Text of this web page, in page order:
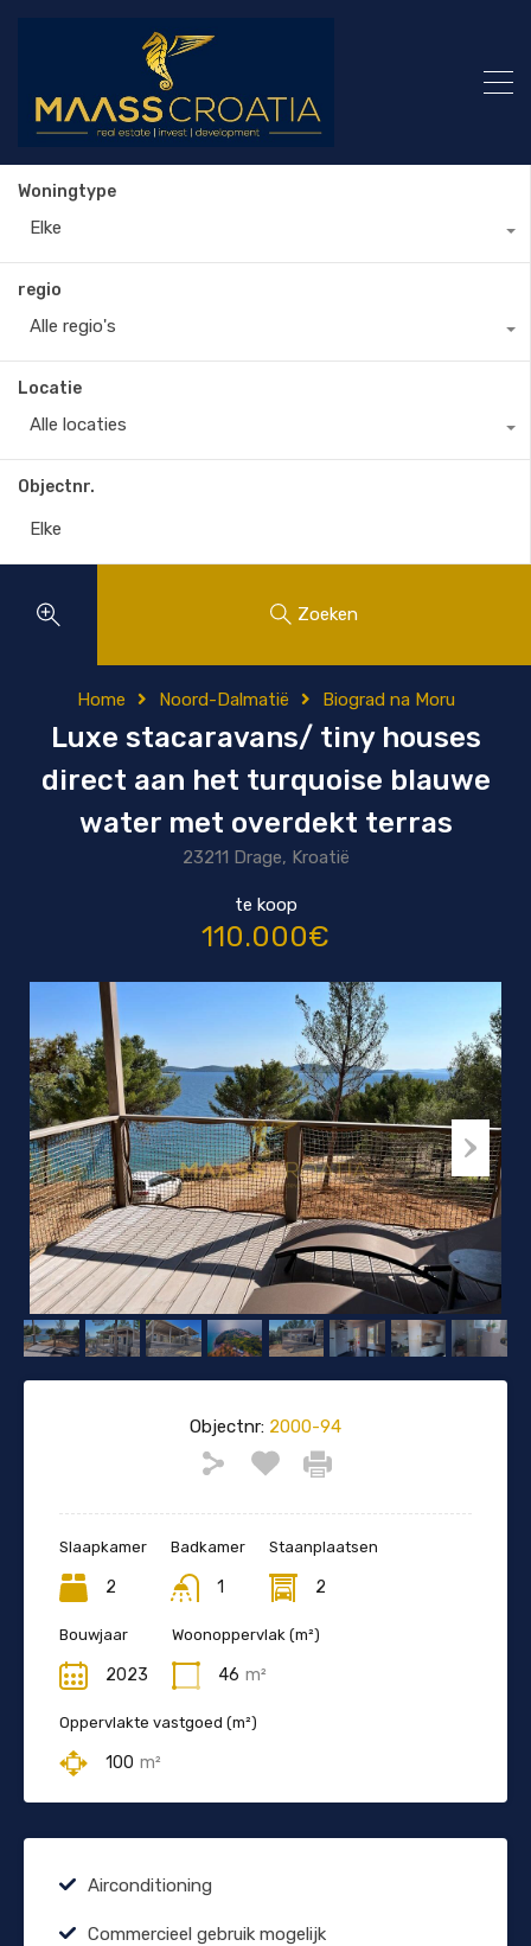
Woningtype
Elke
regio
Alle regio's
Locatie
Alle locaties
Objectnr.
Zoeken
Home Noord-Dalmatië Biograd na Moru
Luxe stacaravans/ tiny houses
direct aan het turquoise blauwe
water met overdekt terras
23211 Drage, Kroatië
te koop
110.000€
Objectnr: 2000-94
Slaapkamer
2
Badkamer
1
Staanplaatsen
2
Bouwjaar
2023
Woonoppervlak (m²)
46 m²
Oppervlakte vastgoed (m²)
100 m²
Airconditioning
Commercieel gebruik mogelijk